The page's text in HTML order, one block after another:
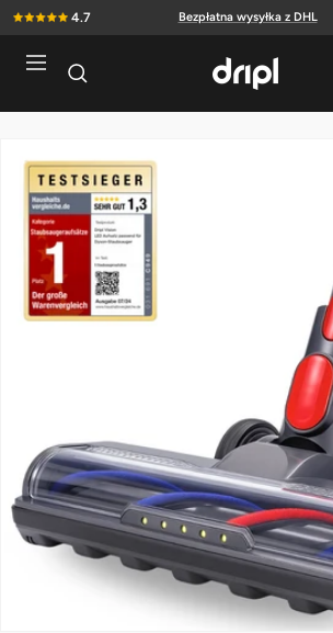
Bezpośrednio
do
treści
4.7 Bezpłatna wysyłka z DHL
Nawigacja
Dripl
Home